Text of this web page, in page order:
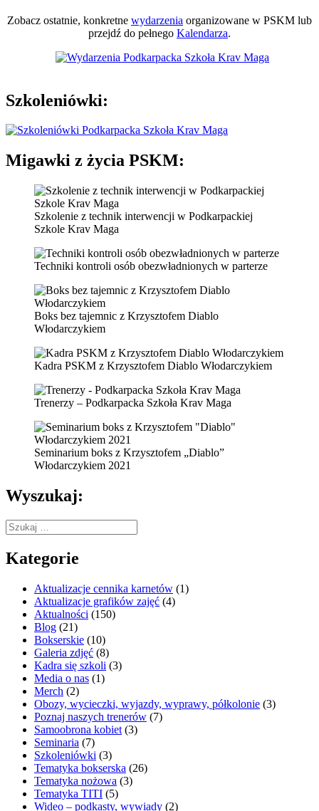
Zobacz ostatnie, konkretne wydarzenia organizowane w PSKM lub
przejdź do pełnego Kalendarza.
Szkoleniówki:
Migawki z życia PSKM:
Szkolenie z technik interwencji w Podkarpackiej
Szkole Krav Maga
Techniki kontroli osób obezwładnionych w parterze
Boks bez tajemnic z Krzysztofem Diablo
Włodarczykiem
Kadra PSKM z Krzysztofem Diablo Włodarczykiem
Trenerzy – Podkarpacka Szkoła Krav Maga
Seminarium boks z Krzysztofem „Diablo”
Włodarczykiem 2021
Wyszukaj:
Szukaj:
Kategorie
Aktualizacje cennika karnetów (1)
Aktualizacje grafików zajęć (4)
Aktualności (150)
Blog (21)
Bokserskie (10)
Galeria zdjęć (8)
Kadra się szkoli (3)
Media o nas (1)
Merch (2)
Obozy, wycieczki, wyjazdy, wyprawy, półkolonie (3)
Poznaj naszych trenerów (7)
Samoobrona kobiet (3)
Seminaria (7)
Szkoleniówki (3)
Tematyka bokserska (26)
Tematyka nożowa (3)
Tematyka TITI (5)
Wideo – podkasty, wywiady (2)